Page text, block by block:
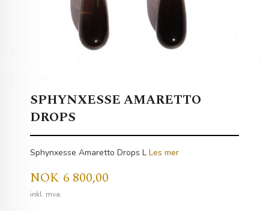
SPHYNXESSE AMARETTO
DROPS
Sphynxesse Amaretto Drops LLes mer
Pris
NOK 6 800,00
inkl. mva.